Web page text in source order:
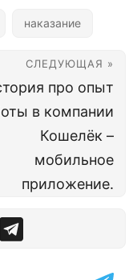
наказание
СЛЕДУЮЩАЯ »
про опыт
в компании
Кошелёк –
мобильное
приложение.